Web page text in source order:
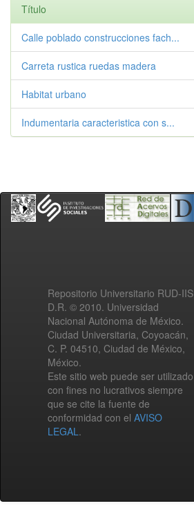
Título
Calle poblado construcciones fach...
Carreta rustica ruedas madera
Habitat urbano
Indumentaria caracteristica con s...
Repositorio Universitario RUD-IIS
D.R. © 2010. Universidad
Nacional Autónoma de México.
Ciudad Universitaria, Coyoacán,
C. P. 04510, Ciudad de México,
México.
Este sitio web puede ser utilizado
con fines no lucrativos siempre
que se cite la fuente de
conformidad con el AVISO
LEGAL.